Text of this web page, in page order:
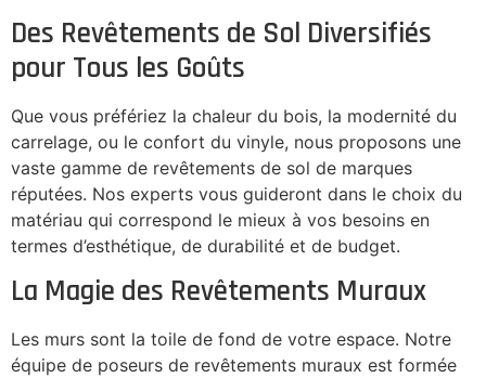
Des Revêtements de Sol Diversifiés
pour Tous les Goûts
Que vous préfériez la chaleur du bois, la modernité du
carrelage, ou le confort du vinyle, nous proposons une
vaste gamme de revêtements de sol de marques
réputées. Nos experts vous guideront dans le choix du
matériau qui correspond le mieux à vos besoins en
termes d’esthétique, de durabilité et de budget.
La Magie des Revêtements Muraux
Les murs sont la toile de fond de votre espace. Notre
équipe de poseurs de revêtements muraux est formée